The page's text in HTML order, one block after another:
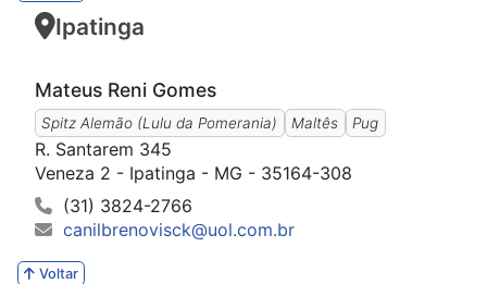
Ipatinga
Mateus Reni Gomes
Spitz Alemão (Lulu da Pomerania) Maltês Pug
R. Santarem 345
Veneza 2 - Ipatinga - MG - 35164-308
(31) 3824-2766
canilbrenovisck@uol.com.br
Voltar